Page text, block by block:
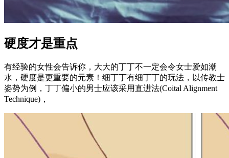
硬度才是重点
有经验的女性会告诉你，大大的丁丁不一定会令女士爱如潮
水，硬度是更重要的元素！细丁丁有细丁丁的玩法，以传教士
姿势为例，丁丁偏小的男士应该采用直进法(Coital Alignment
Technique)，